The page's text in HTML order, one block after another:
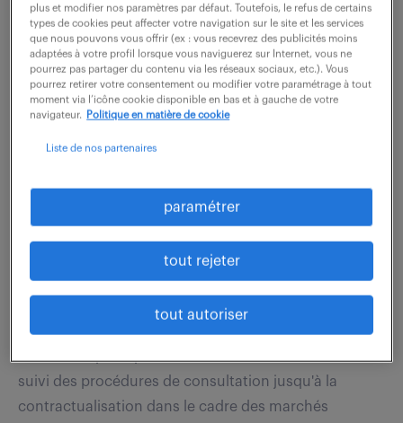
Force de vente. Le cœur du territoire à couvrir est
l'Isère (38), centré au plus proche de Grenoble. Les
autres départements qui le...
voir l'offre
acheteur marché public (f/h)
45 000 - 55 000 € / mois
suivi des procédures de consultation jusqu'à la
contractualisation dans le cadre des marchés
plus et modifier nos paramètres par défaut. Toutefois, le refus de certains
types de cookies peut affecter votre navigation sur le site et les services
que nous pouvons vous offrir (ex : vous recevrez des publicités moins
adaptées à votre profil lorsque vous naviguerez sur Internet, vous ne
pourrez pas partager du contenu via les réseaux sociaux, etc.). Vous
pourrez retirer votre consentement ou modifier votre paramétrage à tout
moment via l’icône cookie disponible en bas et à gauche de votre
navigateur.
Politique en matière de cookie
Liste de nos partenaires
paramétrer
tout rejeter
tout autoriser